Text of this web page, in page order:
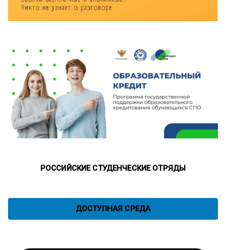
РОССИЙСКИЕ СТУДЕНЧЕСКИЕ ОТРЯДЫ
ДОСТУПНАЯ СРЕДА